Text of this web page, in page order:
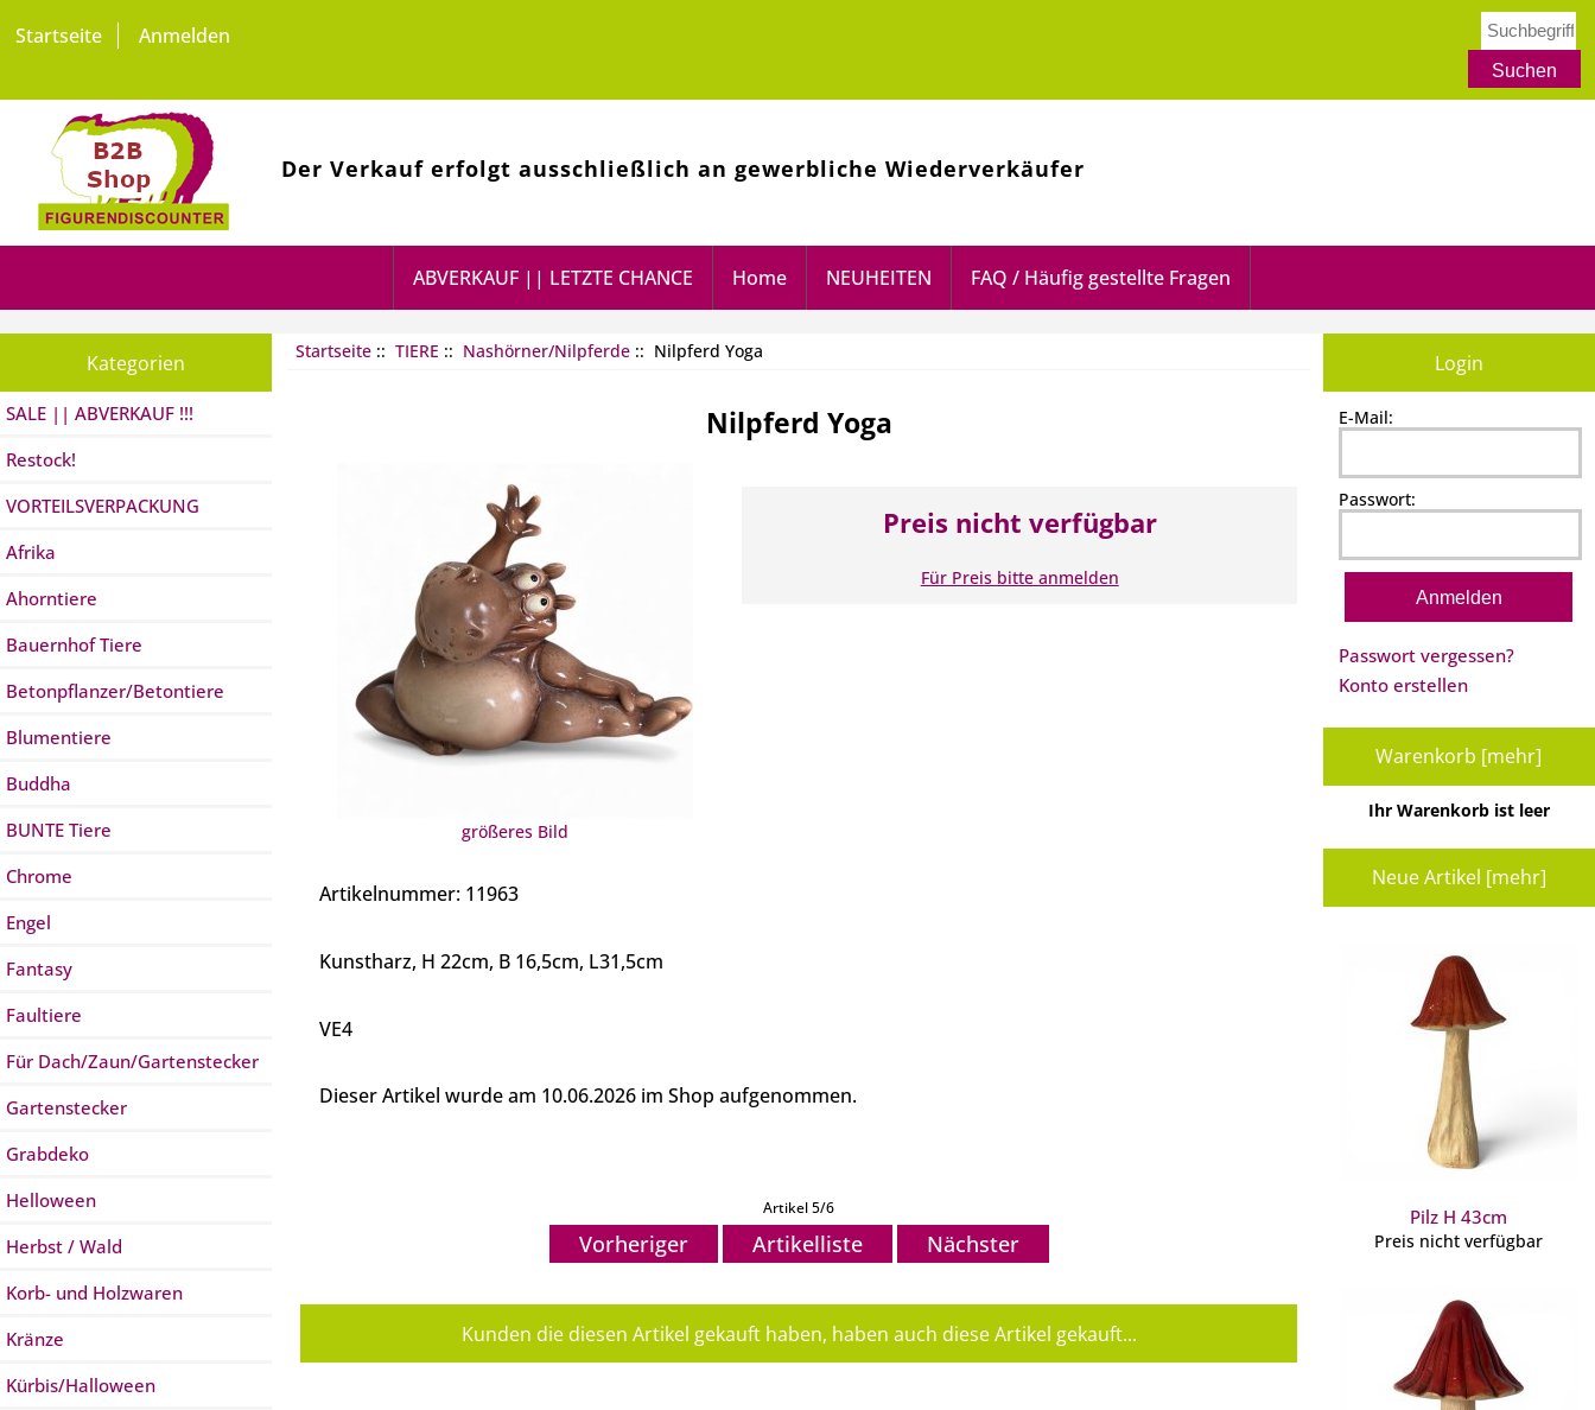
Startseite Anmelden
Der Verkauf erfolgt ausschließlich an gewerbliche Wiederverkäufer
ABVERKAUF || LETZTE CHANCE Home NEUHEITEN FAQ / Häufig gestellte Fragen
Kategorien
SALE || ABVERKAUF !!!
Restock!
VORTEILSVERPACKUNG
Afrika
Ahorntiere
Bauernhof Tiere
Betonpflanzer/Betontiere
Blumentiere
Buddha
BUNTE Tiere
Chrome
Engel
Fantasy
Faultiere
Für Dach/Zaun/Gartenstecker
Gartenstecker
Grabdeko
Helloween
Herbst / Wald
Korb- und Holzwaren
Kränze
Kürbis/Halloween
Startseite:: TIERE :: Nashörner/Nilpferde:: Nilpferd Yoga
Nilpferd Yoga
größeres Bild
Preis nicht verfügbar
Für Preis bitte anmelden
Artikelnummer: 11963
Kunstharz, H 22cm, B 16,5cm, L31,5cm
VE4
Dieser Artikel wurde am 10.06.2026 im Shop aufgenommen.
Artikel 5/6
Vorheriger Artikelliste Nächster
Kunden die diesen Artikel gekauft haben, haben auch diese Artikel gekauft...
Login
E-Mail:
Passwort:
Passwort vergessen?
Konto erstellen
Warenkorb [mehr]
Ihr Warenkorb ist leer
Neue Artikel [mehr]
Pilz H 43cm
Preis nicht verfügbar